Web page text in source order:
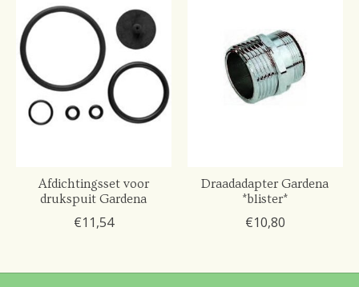
Afdichtingsset voor
drukspuit Gardena
€11,54
Draadadapter Gardena
*blister*
€10,80